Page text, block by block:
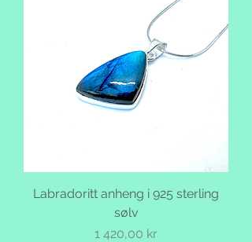
Labradoritt anheng i 925 sterling
sølv
Pris
1 420,00 kr